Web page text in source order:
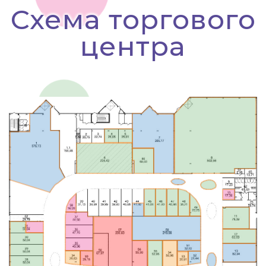
Схема торгового
центра